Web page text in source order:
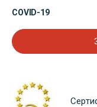
COVID-19